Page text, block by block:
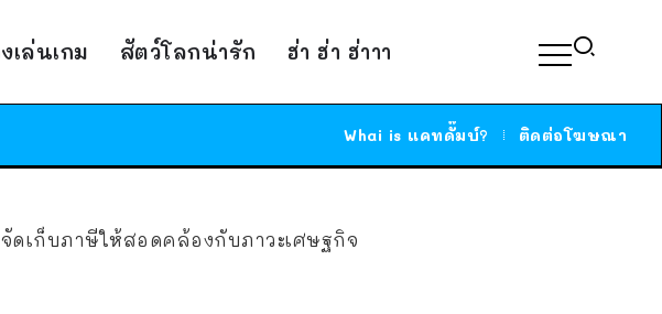
เล่นเกม สัตว์โลกน่ารัก ฮ่า ฮ่า ฮ่าาา
Whai is แคทดั๊มบ์? ติดต่อโฆษณา
ดเก็บภาษีให้สอดคล้องกับภาวะเศษฐกิจ